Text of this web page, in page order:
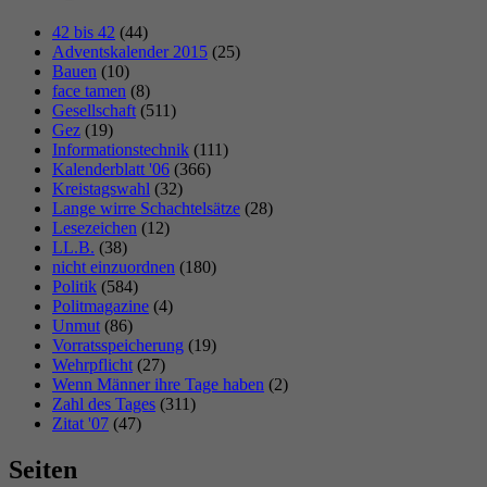
42 bis 42 (44)
Adventskalender 2015 (25)
Bauen (10)
face tamen (8)
Gesellschaft (511)
Gez (19)
Informationstechnik (111)
Kalenderblatt '06 (366)
Kreistagswahl (32)
Lange wirre Schachtelsätze (28)
Lesezeichen (12)
LL.B. (38)
nicht einzuordnen (180)
Politik (584)
Politmagazine (4)
Unmut (86)
Vorratsspeicherung (19)
Wehrpflicht (27)
Wenn Männer ihre Tage haben (2)
Zahl des Tages (311)
Zitat '07 (47)
Seiten